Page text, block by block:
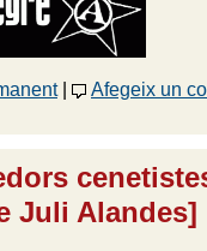
|
Afegeix un
Juli Alandes]